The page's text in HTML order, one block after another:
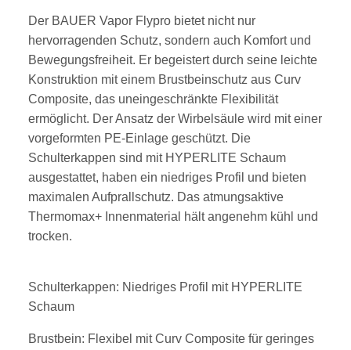
Der BAUER Vapor Flypro bietet nicht nur
hervorragenden Schutz, sondern auch Komfort und
Bewegungsfreiheit. Er begeistert durch seine leichte
Konstruktion mit einem Brustbeinschutz aus Curv
Composite, das uneingeschränkte Flexibilität
ermöglicht. Der Ansatz der Wirbelsäule wird mit einer
vorgeformten PE-Einlage geschützt. Die
Schulterkappen sind mit HYPERLITE Schaum
ausgestattet, haben ein niedriges Profil und bieten
maximalen Aufprallschutz. Das atmungsaktive
Thermomax+ Innenmaterial hält angenehm kühl und
trocken.
Schulterkappen: Niedriges Profil mit HYPERLITE
Schaum
Brustbein: Flexibel mit Curv Composite für geringes